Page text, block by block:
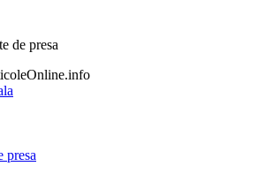
de presa
presa